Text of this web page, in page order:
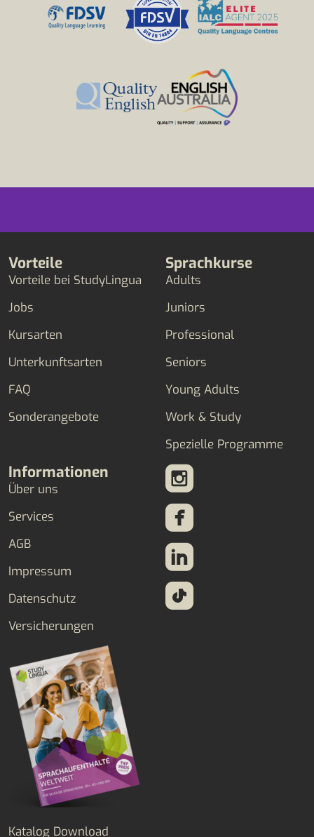
Vorteile
Vorteile bei StudyLingua
Jobs
Kursarten
Unterkunftsarten
FAQ
Sonderangebote
Sprachkurse
Adults
Juniors
Professional
Seniors
Young Adults
Work & Study
Spezielle Programme
Informationen
Über uns
Services
AGB
Impressum
Datenschutz
Versicherungen
Katalog Download